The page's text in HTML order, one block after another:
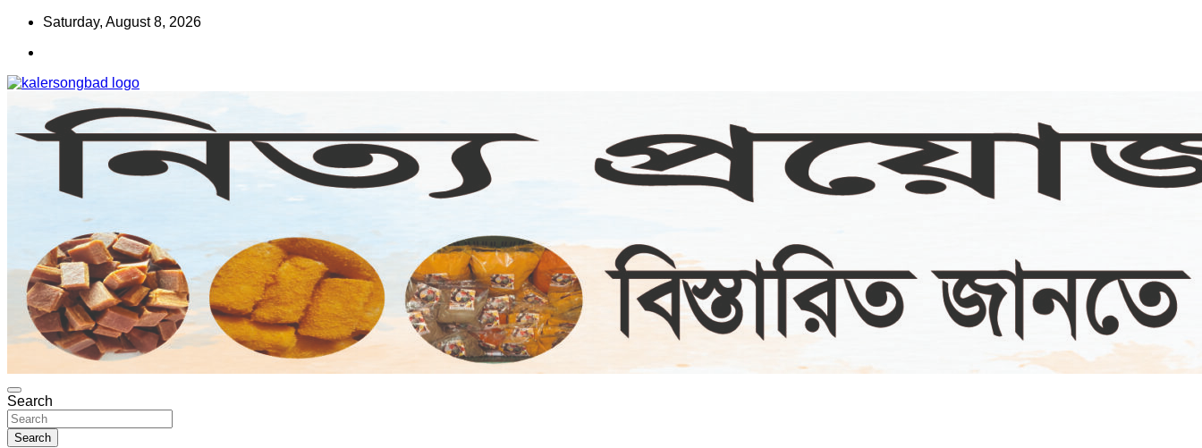
Skip
content
Saturday, August 8, 2026
কালের সংবাদ
www.kalersongbad.com
Search
Search